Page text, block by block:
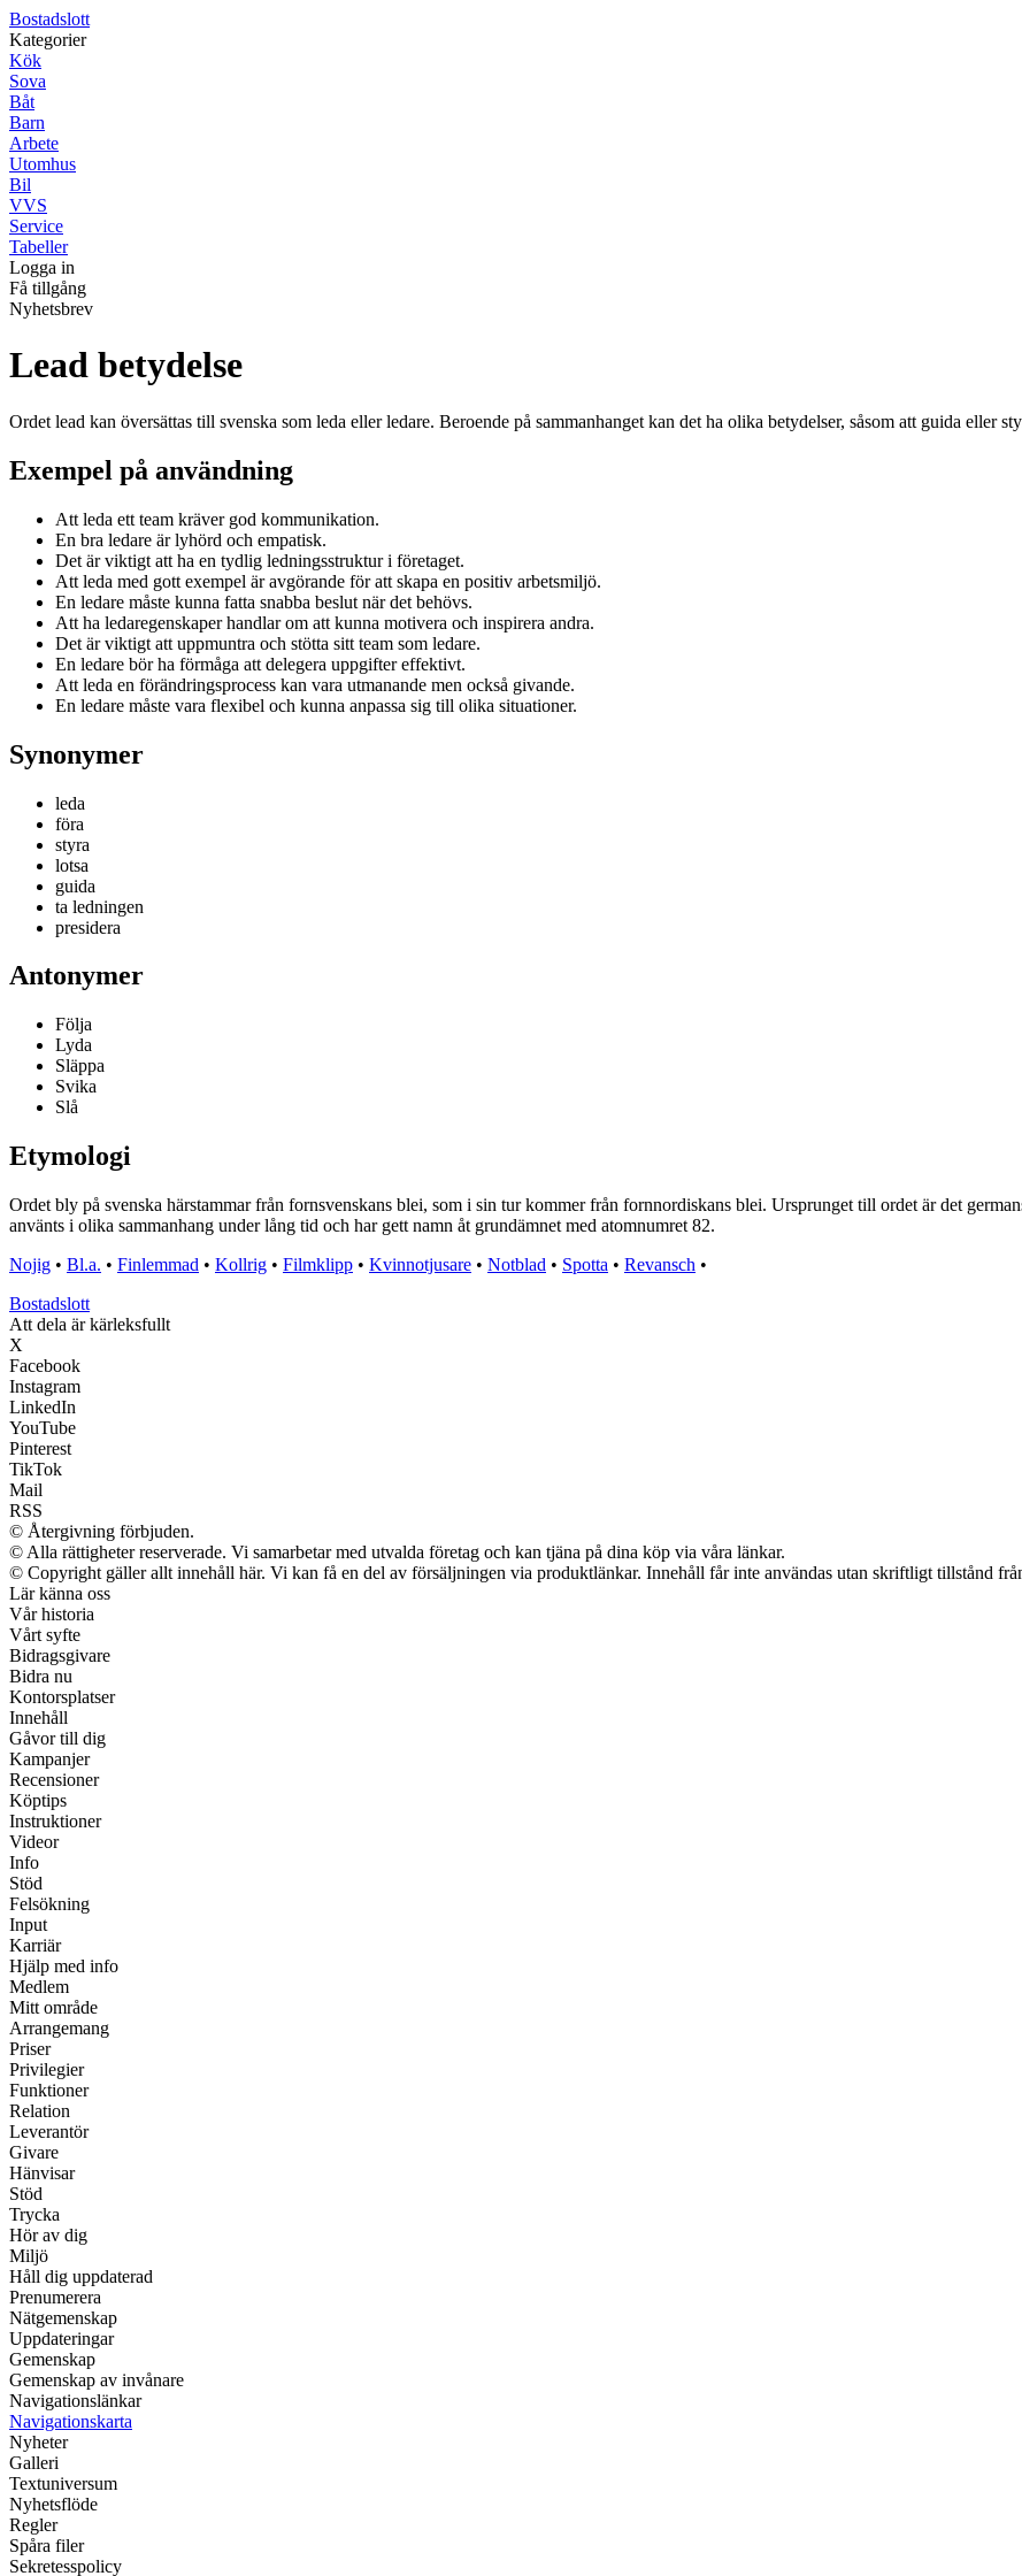
Bostadslott
Kategorier
Kök
Sova
Båt
Barn
Arbete
Utomhus
Bil
VVS
Service
Tabeller
Logga in
Få tillgång
Nyhetsbrev
Lead betydelse
Ordet lead kan översättas till svenska som leda eller ledare. Beroende på sammanhanget kan det ha olika betydelser, såsom att guida eller
Exempel på användning
Att leda ett team kräver god kommunikation.
En bra ledare är lyhörd och empatisk.
Det är viktigt att ha en tydlig ledningsstruktur i företaget.
Att leda med gott exempel är avgörande för att skapa en positiv arbetsmiljö.
En ledare måste kunna fatta snabba beslut när det behövs.
Att ha ledaregenskaper handlar om att kunna motivera och inspirera andra.
Det är viktigt att uppmuntra och stötta sitt team som ledare.
En ledare bör ha förmåga att delegera uppgifter effektivt.
Att leda en förändringsprocess kan vara utmanande men också givande.
En ledare måste vara flexibel och kunna anpassa sig till olika situationer.
Synonymer
leda
föra
styra
lotsa
guida
ta ledningen
presidera
Antonymer
Följa
Lyda
Släppa
Svika
Slå
Etymologi
Ordet bly på svenska härstammar från fornsvenskans blei, som i sin tur kommer från fornnordiskans blei. Ursprunget till ordet är det
använts i olika sammanhang under lång tid och har gett namn åt grundämnet med atomnumret 82.
Nojig • Bl.a. • Finlemmad • Kollrig • Filmklipp • Kvinnotjusare • Notblad • Spotta • Revansch •
Bostadslott
Att dela är kärleksfullt
X
Facebook
Instagram
LinkedIn
YouTube
Pinterest
TikTok
Mail
RSS
© Återgivning förbjuden.
© Alla rättigheter reserverade. Vi samarbetar med utvalda företag och kan tjäna på dina köp via våra länkar.
© Copyright gäller allt innehåll här. Vi kan få en del av försäljningen via produktlänkar. Innehåll får inte användas utan skriftligt tillstånd
Lär känna oss
Vår historia
Vårt syfte
Bidragsgivare
Bidra nu
Kontorsplatser
Innehåll
Gåvor till dig
Kampanjer
Recensioner
Köptips
Instruktioner
Videor
Info
Stöd
Felsökning
Input
Karriär
Hjälp med info
Medlem
Mitt område
Arrangemang
Priser
Privilegier
Funktioner
Relation
Leverantör
Givare
Hänvisar
Stöd
Trycka
Hör av dig
Miljö
Håll dig uppdaterad
Prenumerera
Nätgemenskap
Uppdateringar
Gemenskap
Gemenskap av invånare
Navigationslänkar
Navigationskarta
Nyheter
Galleri
Textuniversum
Nyhetsflöde
Regler
Spåra filer
Sekretesspolicy